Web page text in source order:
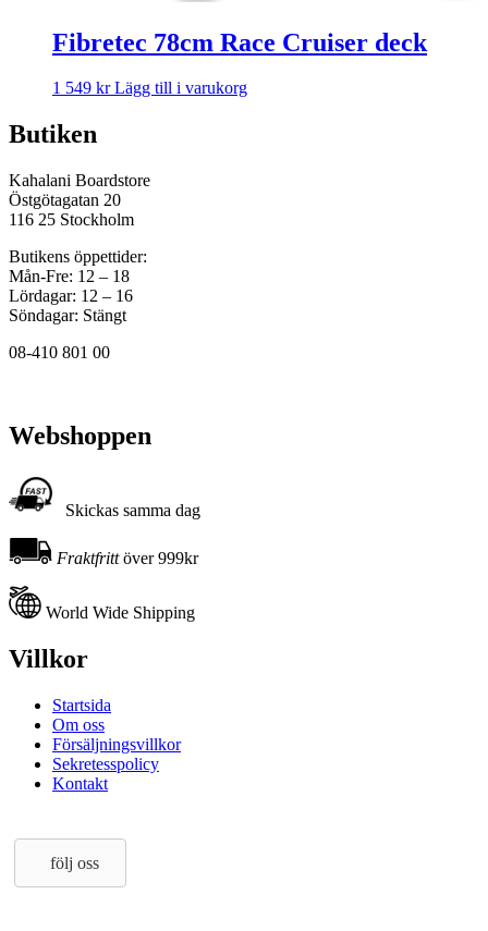
Fibretec 78cm Race Cruiser deck
1 549 kr Lägg till i varukorg
Butiken
Kahalani Boardstore
Östgötagatan 20
116 25 Stockholm
Butikens öppettider:
Mån-Fre: 12 – 18
Lördagar: 12 – 16
Söndagar: Stängt
08-410 801 00
Webshoppen
Skickas samma dag
Fraktfrittöver 999kr
World Wide Shipping
Villkor
Startsida
Om oss
Försäljningsvillkor
Sekretesspolicy
Kontakt
följ oss